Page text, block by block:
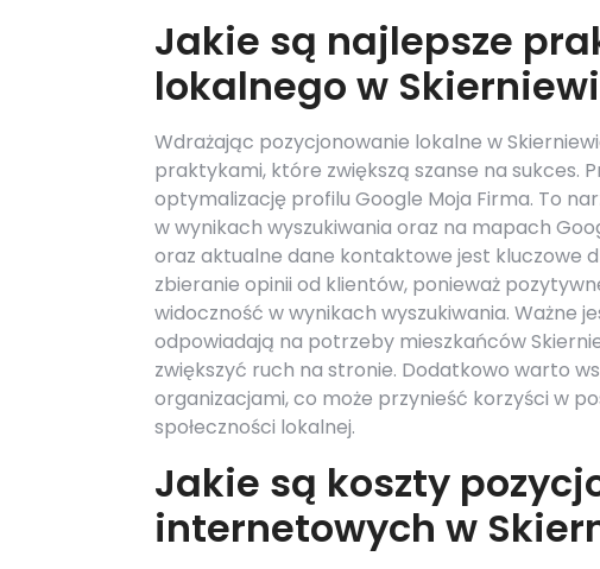
Jakie są najlepsze
lokalnego w
Wdrażając pozycjonowanie lokalne w
praktykami, które zwiększą szanse na sukces.
optymalizację profilu Google Moja Firma. To
w wynikach wyszukiwania oraz na mapach
oraz aktualne dane kontaktowe jest kluczowe
zbieranie opinii od klientów, ponieważ
widoczność w wynikach wyszukiwania. Ważne
odpowiadają na potrzeby mieszkańców
zwiększyć ruch na stronie. Dodatkowo warto
organizacjami, co może przynieść korzyści w
społeczności lokalnej.
Jakie są koszty
internetowych w